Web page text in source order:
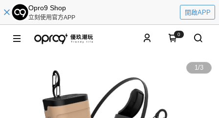
Opro9 Shop
立刻使用官方APP
開啟APP
0
1/3